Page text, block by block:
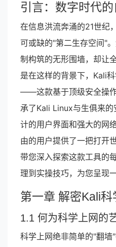
引言：数字时代
在信息洪流奔涌的21世纪
可或缺的"第二生存空间"
制构筑的无形围墙，却让
是在这样的背景下，Kali
——这款基于顶级安全操
承了Kali Linux与生俱来
计的用户界面和强大的网
由的用户提供了一把打开
带您深入探索这款工具的
理到实操技巧，为您呈现
第一章 解密Kali
1.1 何为科学上网的
科学上网绝非简单的"翻